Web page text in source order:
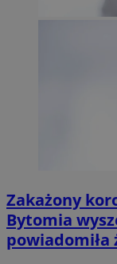
Zakażony
Bytomia
powiadomiła